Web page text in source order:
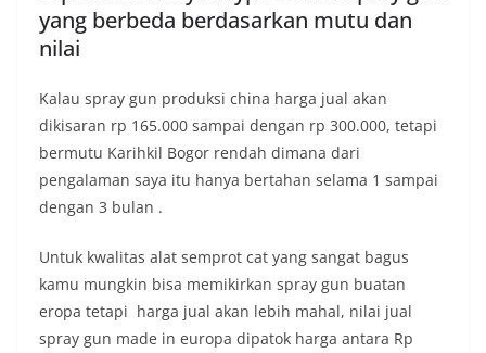
yang berbeda berdasarkan mutu dan
nilai
Kalau spray gun produksi china harga jual akan
dikisaran rp 165.000 sampai dengan rp 300.000, tetapi
bermutu Karihkil Bogor rendah dimana dari
pengalaman saya itu hanya bertahan selama 1 sampai
dengan 3 bulan .
Untuk kwalitas alat semprot cat yang sangat bagus
kamu mungkin bisa memikirkan spray gun buatan
eropa tetapi harga jual akan lebih mahal, nilai jual
spray gun made in europa dipatok harga antara Rp